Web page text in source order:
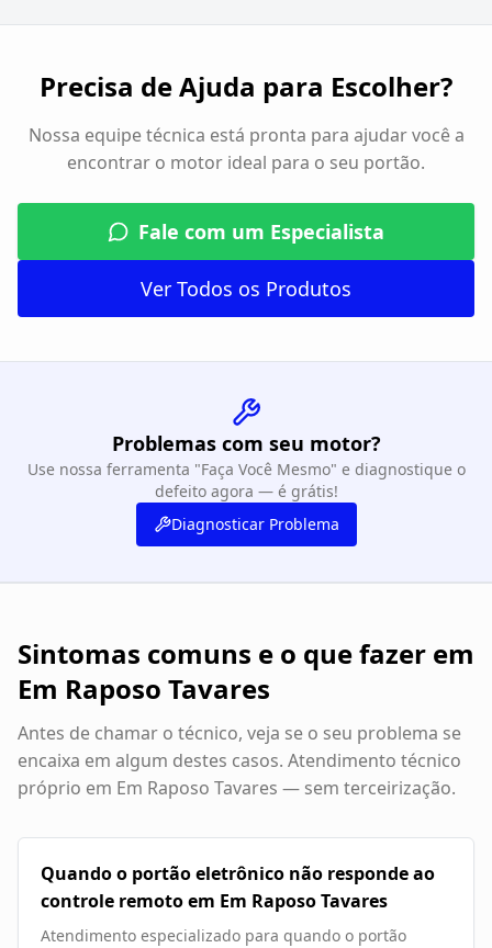
Precisa de Ajuda para Escolher?
Nossa equipe técnica está pronta para ajudar você a
encontrar o motor ideal para o seu portão.
Fale com um Especialista
Ver Todos os Produtos
Problemas com seu motor?
Use nossa ferramenta "Faça Você Mesmo" e diagnostique o
defeito agora — é grátis!
Diagnosticar Problema
Sintomas comuns e o que fazer em
Em Raposo Tavares
Antes de chamar o técnico, veja se o seu problema se
encaixa em algum destes casos. Atendimento técnico
próprio em Em Raposo Tavares — sem terceirização.
Quando o portão eletrônico não responde ao
controle remoto em Em Raposo Tavares
Atendimento especializado para quando o portão